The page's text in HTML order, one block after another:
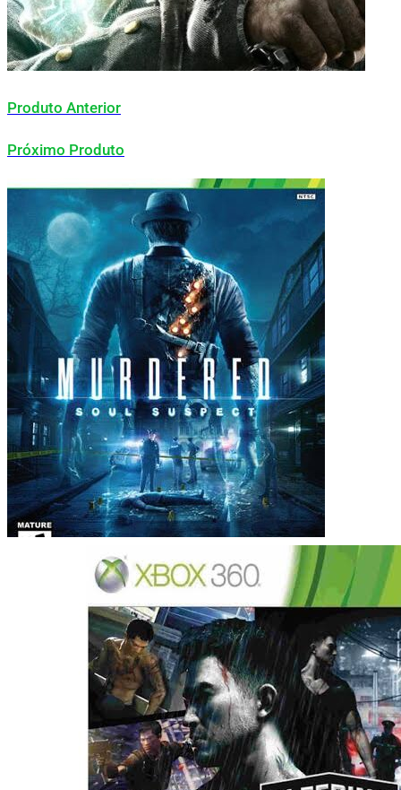
Produto Anterior
Próximo Produto